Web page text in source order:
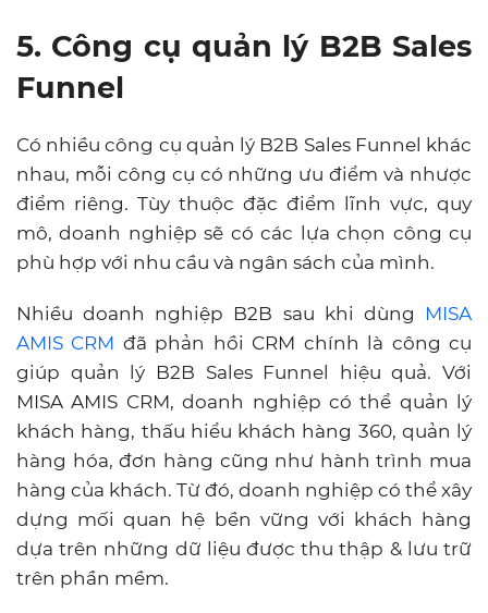
5. Công cụ quản lý B2B Sales
Funnel
Có nhiều công cụ quản lý B2B Sales Funnel khác
nhau, mỗi công cụ có những ưu điểm và nhược
điểm riêng. Tùy thuộc đặc điểm lĩnh vực, quy
mô, doanh nghiệp sẽ có các lựa chọn công cụ
phù hợp với nhu cầu và ngân sách của mình.
Nhiều doanh nghiệp B2B sau khi dùng MISA
AMIS CRM đã phản hồi CRM chính là công cụ
giúp quản lý B2B Sales Funnel hiệu quả. Với
MISA AMIS CRM, doanh nghiệp có thể quản lý
khách hàng, thấu hiểu khách hàng 360, quản lý
hàng hóa, đơn hàng cũng như hành trình mua
hàng của khách. Từ đó, doanh nghiệp có thể xây
dựng mối quan hệ bền vững với khách hàng
dựa trên những dữ liệu được thu thập & lưu trữ
trên phần mềm.